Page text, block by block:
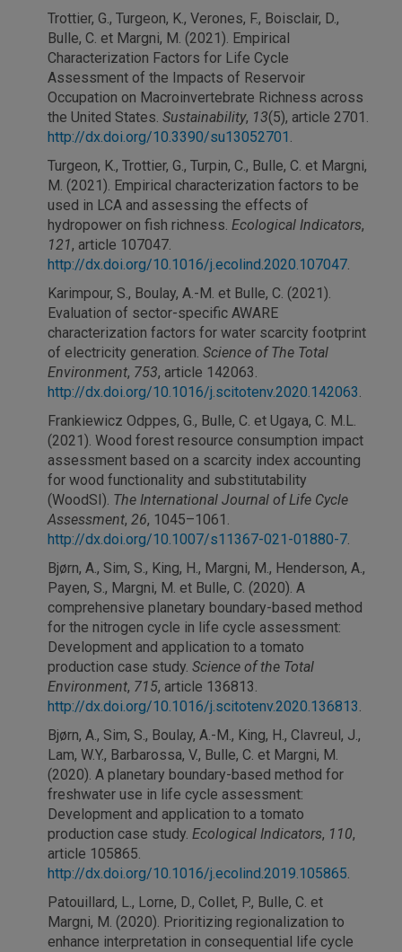
Trottier, G., Turgeon, K., Verones, F., Boisclair, D.,
Bulle, C. et Margni, M. (2021). Empirical
Characterization Factors for Life Cycle
Assessment of the Impacts of Reservoir
Occupation on Macroinvertebrate Richness across
the United States. Sustainability, 13(5), article 2701.
http://dx.doi.org/10.3390/su13052701 .
Turgeon, K., Trottier, G., Turpin, C., Bulle, C. et Margni,
M. (2021). Empirical characterization factors to be
used in LCA and assessing the effects of
hydropower on fish richness. Ecological Indicators,
121, article 107047.
http://dx.doi.org/10.1016/j.ecolind.2020.107047.
Karimpour, S., Boulay, A.-M. et Bulle, C. (2021).
Evaluation of sector-specific AWARE
characterization factors for water scarcity footprint
of electricity generation. Science of The Total
Environment, 753, article 142063.
http://dx.doi.org/10.1016/j.scitotenv.2020.142063.
Frankiewicz Odppes, G., Bulle, C. et Ugaya, C. M.L.
(2021). Wood forest resource consumption impact
assessment based on a scarcity index accounting
for wood functionality and substitutability
(WoodSI). The International Journal of Life Cycle
Assessment, 26, 1045–1061.
http://dx.doi.org/10.1007/s11367-021-01880-7.
Bjørn, A., Sim, S., King, H., Margni, M., Henderson, A.,
Payen, S., Margni, M. et Bulle, C. (2020). A
comprehensive planetary boundary-based method
for the nitrogen cycle in life cycle assessment:
Development and application to a tomato
production case study. Science of the Total
Environment, 715, article 136813.
http://dx.doi.org/10.1016/j.scitotenv.2020.136813.
Bjørn, A., Sim, S., Boulay, A.-M., King, H., Clavreul, J.,
Lam, W.Y., Barbarossa, V., Bulle, C. et Margni, M.
(2020). A planetary boundary-based method for
freshwater use in life cycle assessment:
Development and application to a tomato
production case study. Ecological Indicators, 110,
article 105865.
http://dx.doi.org/10.1016/j.ecolind.2019.105865.
Patouillard, L., Lorne, D., Collet, P., Bulle, C. et
Margni, M. (2020). Prioritizing regionalization to
enhance interpretation in consequential life cycle